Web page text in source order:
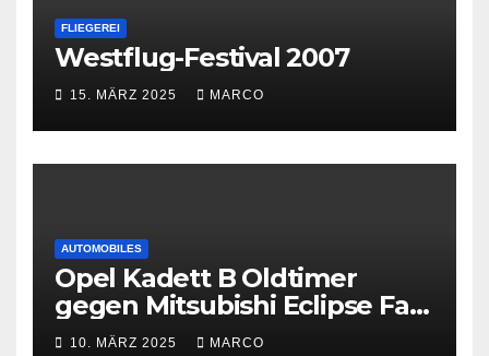
FLIEGEREI
Westflug-Festival 2007
15. MÄRZ 2025 MARCO
AUTOMOBILES
Opel Kadett B Oldtimer
gegen Mitsubishi Eclipse Fast
and Furious
10. MÄRZ 2025 MARCO